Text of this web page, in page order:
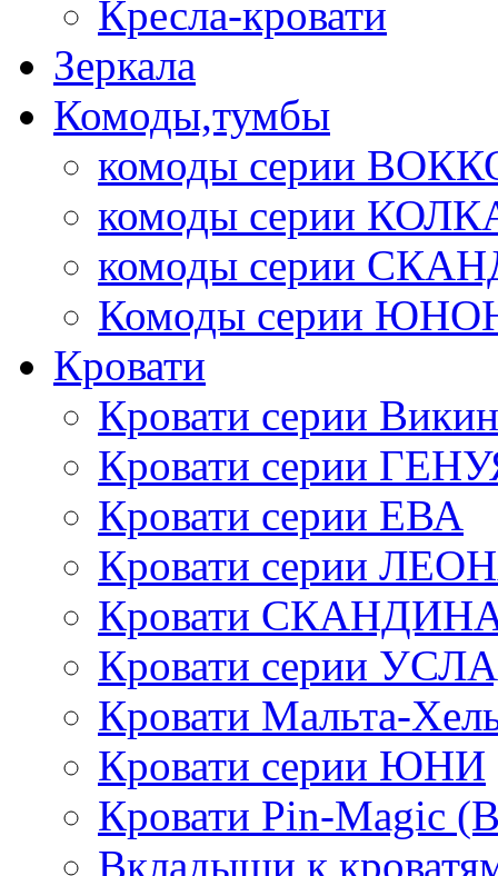
Кресла-кровати
Зеркала
Комоды,тумбы
комоды серии
комоды серии
комоды серии
Комоды серии
Кровати
Кровати серии
Кровати серии
Кровати серии ЕВА
Кровати серии
Кровати
Кровати серии
Кровати Мальта-
Кровати серии ЮНИ
Кровати Pin-Magic
Вкладыши к